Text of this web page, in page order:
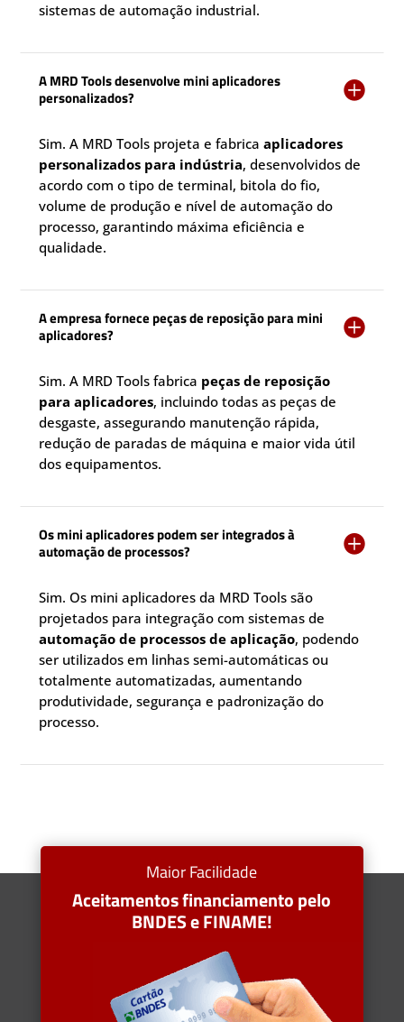
sistemas de automação industrial.
A MRD Tools desenvolve mini aplicadores
personalizados?

Sim. A MRD Tools projeta e fabricaaplicadores
personalizados para indústria, desenvolvidos de
acordo com o tipo de terminal, bitola do fio,
volume de produção e nível de automação do
processo, garantindo máxima eficiência e
qualidade.
A empresa fornece peças de reposição para mini
aplicadores?

Sim. A MRD Tools fabrica peças de reposição
para aplicadores, incluindo todas as peças de
desgaste, assegurando manutenção rápida,
redução de paradas de máquina e maior vida útil
dos equipamentos.
Os mini aplicadores podem ser integrados à
automação de processos?

Sim. Os mini aplicadores da MRD Tools são
projetados para integração com sistemas de
automação de processos de aplicação, podendo
ser utilizados em linhas semi-automáticas ou
totalmente automatizadas, aumentando
produtividade, segurança e padronização do
processo.
Maior Facilidade
Aceitamentos financiamento pelo
BNDES e FINAME!